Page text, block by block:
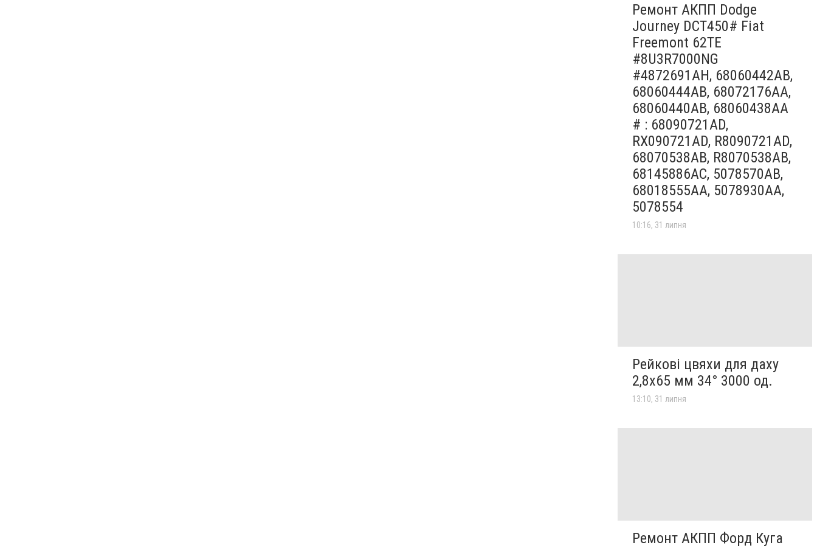
Ремонт АКПП Dodge
Journey DCT450# Fiat
Freemont 62TE
#8U3R7000NG
#4872691AH, 68060442AB,
68060444AB, 68072176AA,
68060440AB, 68060438AA
# : 68090721AD,
RX090721AD, R8090721AD,
68070538AB, R8070538AB,
68145886AC, 5078570AB,
68018555AA, 5078930AA,
5078554
10:16, 31 липня
Рейкові цвяхи для даху
2,8х65 мм 34° 3000 од.
13:10, 31 липня
Ремонт АКПП Форд Куга